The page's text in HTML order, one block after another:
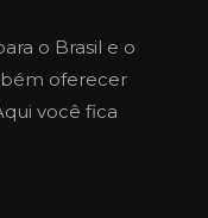
o Brasil e o
oferecer
você fica